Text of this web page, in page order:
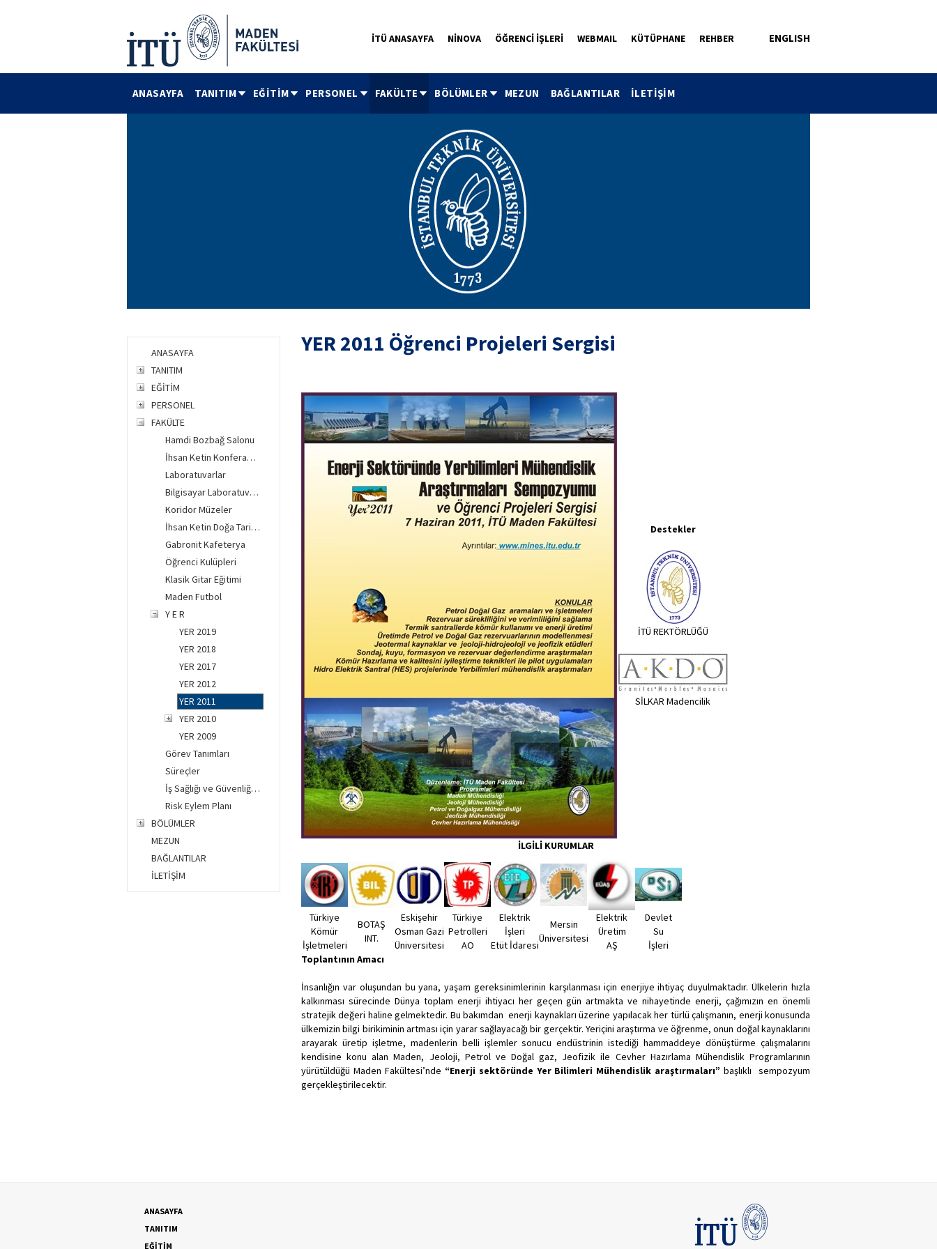
ENGLISH
İTÜ ANASAYFA NİNOVA ÖĞRENCİ İŞLERİ WEBMAIL KÜTÜPHANE REHBER
ANASAYFA TANITIM EĞİTİM PERSONEL FAKÜLTE BÖLÜMLER MEZUN BAĞLANTILAR İLETİŞİM
ANASAYFA
TANITIM
EĞİTİM
PERSONEL
FAKÜLTE
Hamdi Bozbağ Salonu
İhsan Ketin Konferans Salonu
Laboratuvarlar
Bilgisayar Laboratuvarları
Koridor Müzeler
İhsan Ketin Doğa Tarihi Müzesi
Gabronit Kafeterya
Öğrenci Kulüpleri
Klasik Gitar Eğitimi
Maden Futbol
Y E R
YER 2019
YER 2018
YER 2017
YER 2012
YER 2011
YER 2010
YER 2009
Görev Tanımları
Süreçler
İş Sağlığı ve Güvenliği (İSG)
Risk Eylem Planı
BÖLÜMLER
MEZUN
BAĞLANTILAR
İLETİŞİM
YER 2011 Öğrenci Projeleri Sergisi
Destekler
İTÜ REKTÖRLÜĞÜ
SİLKAR Madencilik
İLGİLİ KURUMLAR
Türkiye
Kömür
İşletmeleri
BOTAŞ
INT.
Eskişehir
Osman Gazi
Üniversitesi
Türkiye
Petrolleri
AO
Elektrik
İşleri
Etüt İdaresi
Mersin
Üniversitesi
Elektrik
Üretim
AŞ
Devlet
Su
İşleri
Toplantının Amacı
İnsanlığın var oluşundan bu yana, yaşam gereksinimlerinin karşılanması için enerjiye ihtiyaç duyulmaktadır. Ülkelerin hızla
kalkınması sürecinde Dünya toplam enerji ihtiyacı her geçen gün artmakta ve nihayetinde enerji, çağımızın en önemli
stratejik değeri haline gelmektedir. Bu bakımdan enerji kaynakları üzerine yapılacak her türlü çalışmanın, enerji konusunda
ülkemizin bilgi birikiminin artması için yarar sağlayacağı bir gerçektir. Yeriçini araştırma ve öğrenme, onun doğal kaynaklarını
arayarak üretip işletme, madenlerin belli işlemler sonucu endüstrinin istediği hammaddeye dönüştürme çalışmalarını
kendisine konu alan Maden, Jeoloji, Petrol ve Doğal gaz, Jeofizik ile Cevher Hazırlama Mühendislik Programlarının
yürütüldüğü Maden Fakültesi’nde “Enerji sektöründe Yer Bilimleri Mühendislik araştırmaları” başlıklı sempozyum
gerçekleştirilecektir.
ANASAYFA
TANITIM
EĞİTİM